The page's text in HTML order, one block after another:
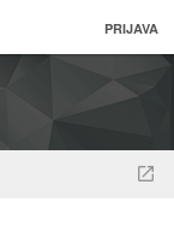
PRIJAVA